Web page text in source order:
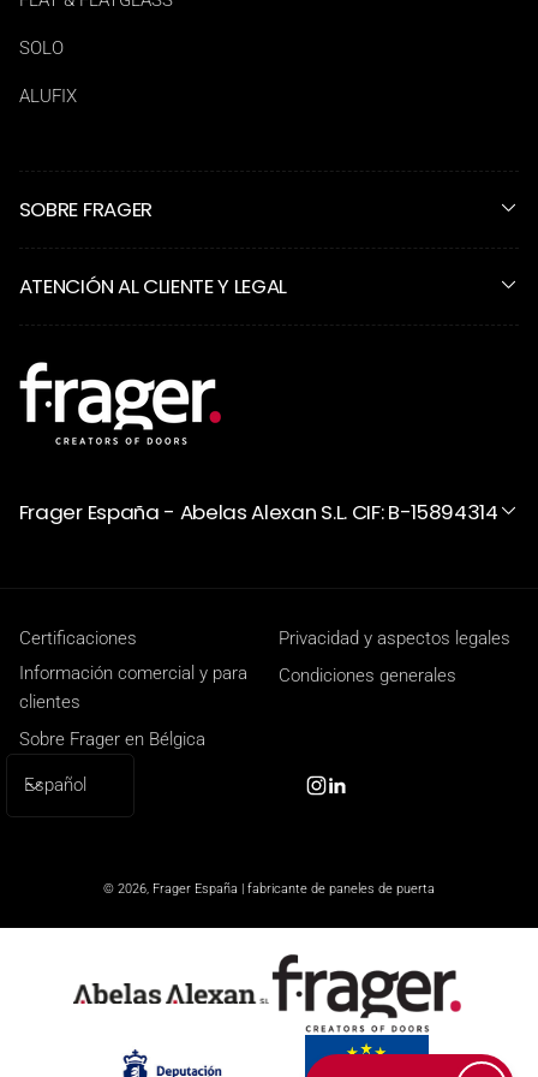
SOLO
ALUFIX
SOBRE FRAGER
ATENCIÓN AL CLIENTE Y LEGAL
Frager España - Abelas Alexan S.L. CIF: B-15894314
Certificaciones
Privacidad y aspectos legales
Información comercial y para
clientes
Condiciones generales
Sobre Frager en Bélgica
d
Español
Instagram
Linkedin
© 2026, Frager España | fabricante de paneles de puerta